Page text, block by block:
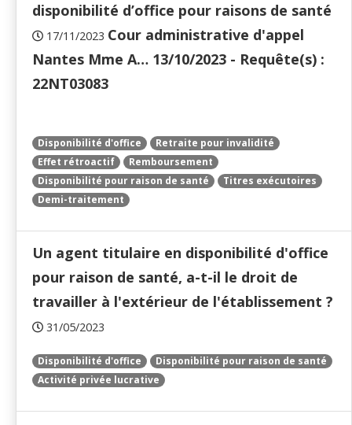
disponibilité d’office pour raisons de santé
17/11/2023 Cour administrative d'appel
Nantes Mme A… 13/10/2023 - Requête(s) :
22NT03083
Disponibilité d'office
Retraite pour invalidité
Effet rétroactif
Remboursement
Disponibilité pour raison de santé
Titres exécutoires
Demi-traitement
Un agent titulaire en disponibilité d'office
pour raison de santé, a-t-il le droit de
travailler à l'extérieur de l'établissement ?
31/05/2023
Disponibilité d'office
Disponibilité pour raison de santé
Activité privée lucrative